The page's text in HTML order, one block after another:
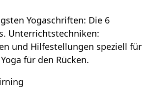
Yogaschriften: Die 6
Unterrichtstechniken:
und Hilfestellungen speziell für
für den Rücken.